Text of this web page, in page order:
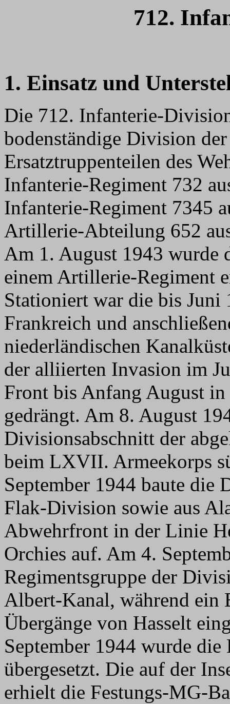
712.
1. Einsatz und
Die 712. Infanterie-
bodenständige Division
Ersatztruppenteilen des
Infanterie-Regiment 732
Infanterie-Regiment 7345
Artillerie-Abteilung 652
Am 1. August 1943
einem Artillerie-Regiment
Stationiert war die bis
Frankreich und
niederländischen
der alliierten Invasion im
Front bis Anfang August
gedrängt. Am 8. August
Divisionsabschnitt der
beim LXVII. Armeekorps
September 1944 baute die
Flak-Division sowie aus
Abwehrfront in der Linie
Orchies auf. Am 4.
Regimentsgruppe der
Albert-Kanal, während ein
Übergänge von Hasselt
September 1944 wurde
übergesetzt. Die auf der
erhielt die Festungs-MG-